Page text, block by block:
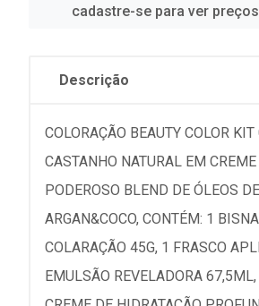
cadastre-se para ver
Descrição
COLORAÇÃO BEAUTY COLOR KIT
CASTANHO NATURAL EM
PODEROSO BLEND DE ÓLEOS DE
ARGAN&COCO, CONTÉM: 1
COLARAÇÃO 45G, 1 FRASCO
EMULSÃO REVELADORA